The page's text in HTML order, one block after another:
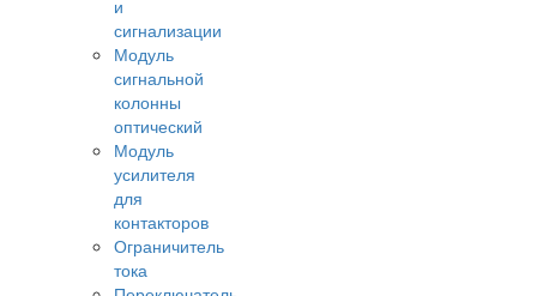
и
сигнализации
Модуль
сигнальной
колонны
оптический
Модуль
усилителя
для
контакторов
Ограничитель
тока